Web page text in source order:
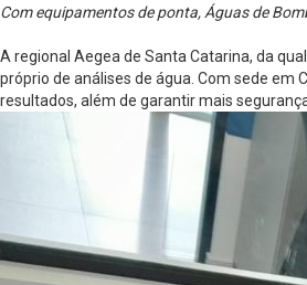
Com equipamentos de ponta, Águas de
A regional Aegea de Santa Catarina, da
próprio de análises de água. Com sede
resultados, além de garantir mais